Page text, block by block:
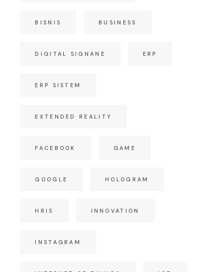
BISNIS BUSINESS
DIGITAL SIGNANE ERP
ERP SISTEM
EXTENDED REALITY
FACEBOOK GAME
GOOGLE HOLOGRAM
HRIS INNOVATION
INSTAGRAM